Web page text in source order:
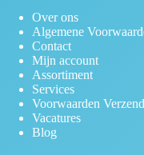
Over ons
Algemene
Contact
Mijn account
Assortiment
Services
Voorwaarden
Vacatures
Blog